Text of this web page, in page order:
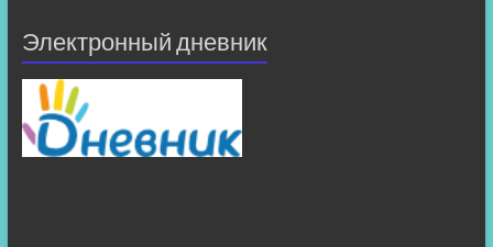
Электронный дневник